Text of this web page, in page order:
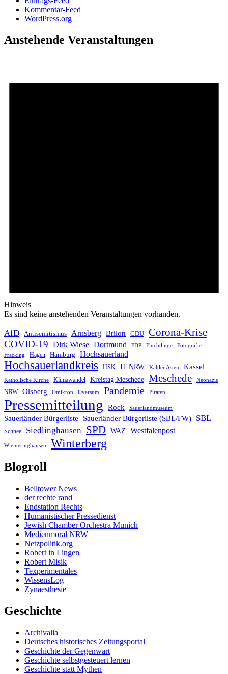
Kommentar-Feed
WordPress.org
Anstehende Veranstaltungen
Hinweis
Es sind keine anstehenden Veranstaltungen vorhanden.
AfD Antisemitismus Arnsberg Brilon CDU Corona-Krise
COVID-19 Dirk Wiese Dortmund FDP Flüchtlinge
Fotografie
Fracking
Hagen Hamburg Hochsauerland
Hochsauerlandkreis HSK IT.NRW Kahler Asten Kassel
Katholische Kirche Klimawandel Kreistag Meschede Meschede Neonazis
NRW Olsberg Omikron Oversum Pandemie Piraten
Pressemitteilung Rock Sauerlandmuseum
Sauerländer Bürgerliste Sauerländer Bürgerliste (SBL/FW) SBL
Schnee Siedlinghausen SPD WAZ Westfalenpost
Wiemeringhausen Winterberg
Blogroll
Belltower News
der rechte rand
Endstation Rechts
Humanistischer Pressedienst
Jewish Chamber Orchestra Munich
Medienmoral NRW
Netzpolitik.org
Robert in Lingen
Robert Misik
Texperimentales
WissensLog
Zynaesthesie
Geschichte
Archivalia
Deutsches historisches Zeitungsportal
Geschichte der Gegenwart
Geschichte selbstgesteuert lernen
Geschichte statt Mythen